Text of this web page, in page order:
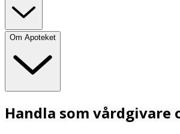
Om Apoteket
Handla som vårdgivare